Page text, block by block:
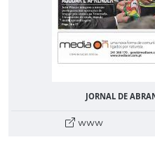
JORNAL DE
www